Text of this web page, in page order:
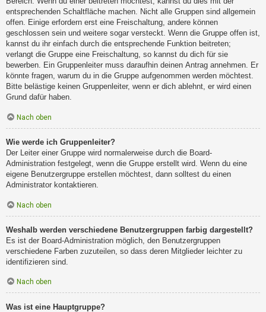
entsprechenden Schaltfläche machen. Nicht alle Gruppen sind allgemein
offen. Einige erfordern erst eine Freischaltung, andere können
geschlossen sein und weitere sogar versteckt. Wenn die Gruppe offen ist,
kannst du ihr einfach durch die entsprechende Funktion beitreten;
verlangt die Gruppe eine Freischaltung, so kannst du dich für sie
bewerben. Ein Gruppenleiter muss daraufhin deinen Antrag annehmen. Er
könnte fragen, warum du in die Gruppe aufgenommen werden möchtest.
Bitte belästige keinen Gruppenleiter, wenn er dich ablehnt, er wird einen
Grund dafür haben.
Nach oben
Wie werde ich Gruppenleiter?
Der Leiter einer Gruppe wird normalerweise durch die Board-
Administration festgelegt, wenn die Gruppe erstellt wird. Wenn du eine
eigene Benutzergruppe erstellen möchtest, dann solltest du einen
Administrator kontaktieren.
Nach oben
Weshalb werden verschiedene Benutzergruppen farbig dargestellt?
Es ist der Board-Administration möglich, den Benutzergruppen
verschiedene Farben zuzuteilen, so dass deren Mitglieder leichter zu
identifizieren sind.
Nach oben
Was ist eine Hauptgruppe?